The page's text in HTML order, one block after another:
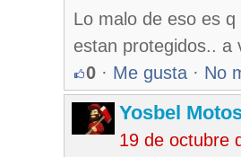
Lo malo de eso es
estan protegidos.. a
0 · Me gusta · No
Yosbel
19 de octubre